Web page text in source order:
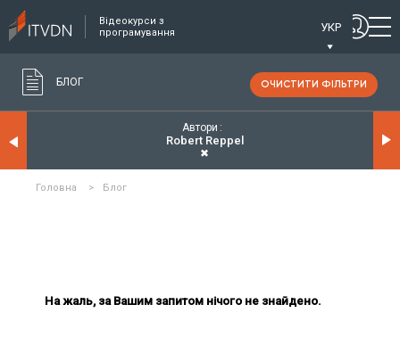
Відеокурси з
програмування
УКР
БЛОГ ОЧИСТИТИ ФІЛЬТРИ
Автори
Robert Reppel
✖
Головна > Блог
На жаль, за Вашим запитом нічого не знайдено.